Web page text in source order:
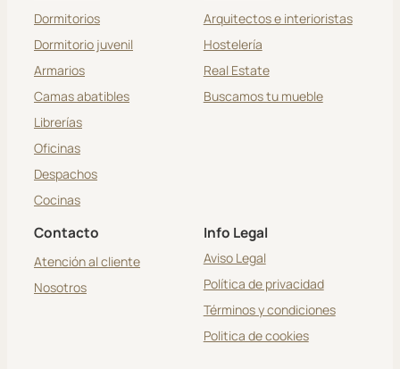
Dormitorios
Dormitorio juvenil
Armarios
Camas abatibles
Librerías
Oficinas
Despachos
Cocinas
Arquitectos e interioristas
Hostelería
Real Estate
Buscamos tu mueble
Contacto
Atención al cliente
Nosotros
Info Legal
Aviso Legal
Política de privacidad
Términos y condiciones
Politica de cookies